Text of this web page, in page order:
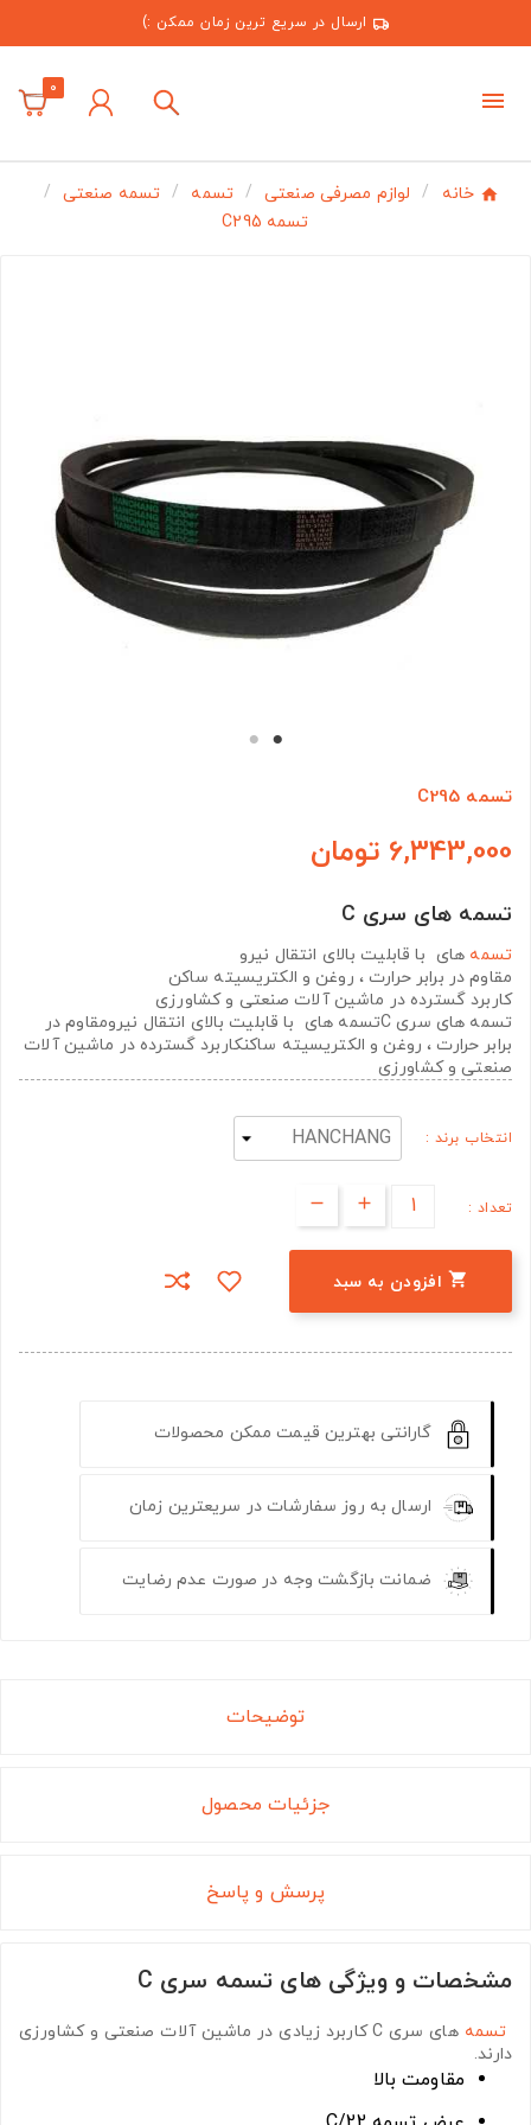
ارسال در سریع ترین زمان ممکن :)
0
خانه لوازم مصرفی صنعتی تسمه
تسمه صنعتی
تسمه C295
تسمه C295
6,343,000 تومان
تسمه های سری C
تسمه های با قابلیت بالای انتقال نیرو
مقاوم در برابر حرارت ، روغن و الکتریسیته ساکن
کاربرد گسترده در ماشین آلات صنعتی و کشاورزی
تسمه های سری Cتسمه های با قابلیت بالای انتقال نیرومقاوم در
برابر حرارت ، روغن و الکتریسیته ساکنکاربرد گسترده در ماشین آلات
صنعتی و کشاورزی
انتخاب برند :
تعداد :
 افزودن به سبد
گارانتی بهترین قیمت ممکن محصولات
ارسال به روز سفارشات در سریعترین زمان
ضمانت بازگشت وجه در صورت عدم رضایت
توضیحات
جزئیات محصول
پرسش و پاسخ
مشخصات و ویژگی های تسمه سری C
تسمه های سری C
کاربرد زیادی در ماشین آلات صنعتی و کشاورزی
دارند.
مقاومت بالا